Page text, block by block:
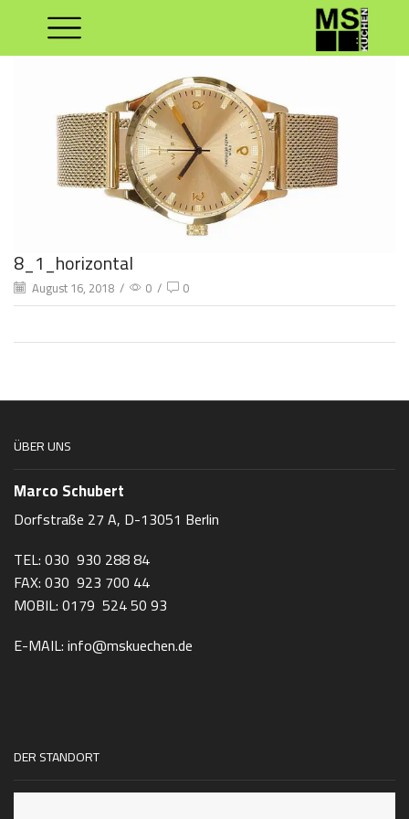
8_1_horizontal
August 16, 2018 / 0 / 0
ÜBER UNS
Marco Schubert
Dorfstraße 27 A, D-13051 Berlin
TEL: 030 930 288 84
FAX: 030 923 700 44
MOBIL: 0179 524 50 93
E-MAIL: info@mskuechen.de
DER STANDORT